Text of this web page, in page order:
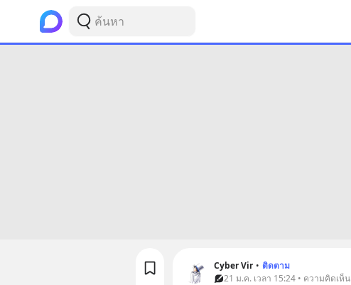
Cyber Vir • ติดตาม
21 ม.ค. เวลา 15:24 • ความคิดเห็น